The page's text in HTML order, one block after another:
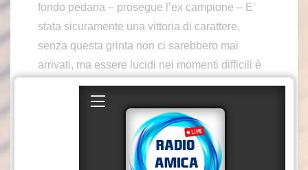
fondo pedana – prosegue l’ex campione – E’
stata sicuramente una vittoria di carattere,
senza questa grinta non ci sarebbero mai
arrivati, ma essere lucidi nei momenti difficili è
veramente arduo. Chi è stato su quella pedana
lo sa, è la cosa più difficile di tutte, rimanere
lucido e continuare a fare le cose